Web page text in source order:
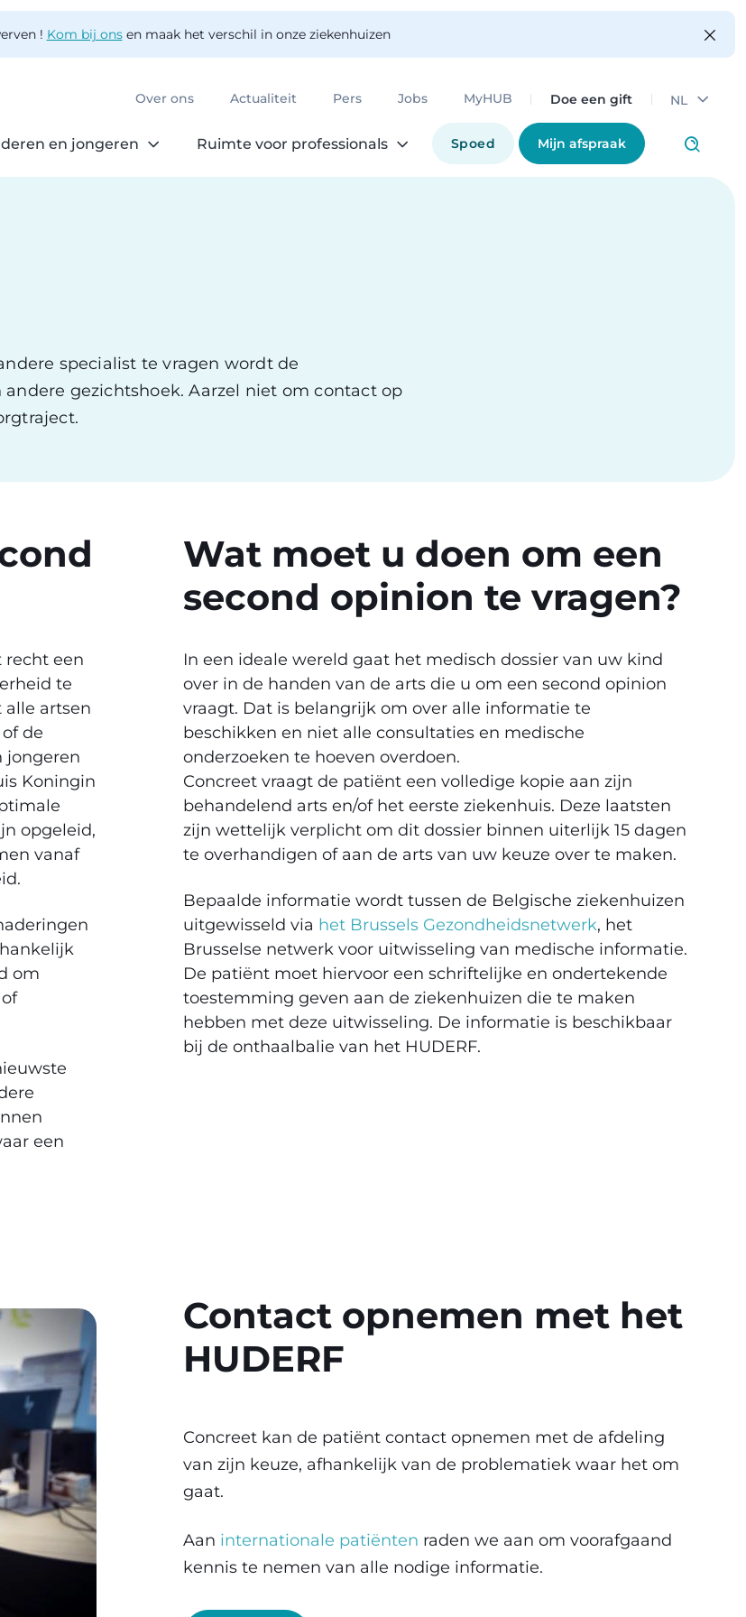
! Kom bij onsen maak het verschil in onze ziekenhuizen
Over ons Actualiteit Pers Jobs MyHUB Doe een gift NL
en jongeren Ruimte voor professionals Spoed Mijn afspraak
specialist te vragen wordt de
gezichtshoek. Aarzel niet om contact op
recht een
te
artsen
de
jongeren
Koningin
opgeleid,
vanaf
om
een
Wat moet u doen om een
second opinion te vragen?
In een ideale wereld gaat het medisch dossier van uw kind
over in de handen van de arts die u om een second opinion
vraagt. Dat is belangrijk om over alle informatie te
beschikken en niet alle consultaties en medische
onderzoeken te hoeven overdoen.
Concreet vraagt de patiënt een volledige kopie aan zijn
behandelend arts en/of het eerste ziekenhuis. Deze laatsten
zijn wettelijk verplicht om dit dossier binnen uiterlijk 15 dagen
te overhandigen of aan de arts van uw keuze over te maken.
Bepaalde informatie wordt tussen de Belgische ziekenhuizen
uitgewisseld via het Brussels Gezondheidsnetwerk, het
Brusselse netwerk voor uitwisseling van medische informatie.
De patiënt moet hiervoor een schriftelijke en ondertekende
toestemming geven aan de ziekenhuizen die te maken
hebben met deze uitwisseling. De informatie is beschikbaar
bij de onthaalbalie van het HUDERF.
Contact opnemen met het
HUDERF
Concreet kan de patiënt contact opnemen met de afdeling
van zijn keuze, afhankelijk van de problematiek waar het om
gaat.
Aan internationale patiënten raden we aan om voorafgaand
kennis te nemen van alle nodige informatie.